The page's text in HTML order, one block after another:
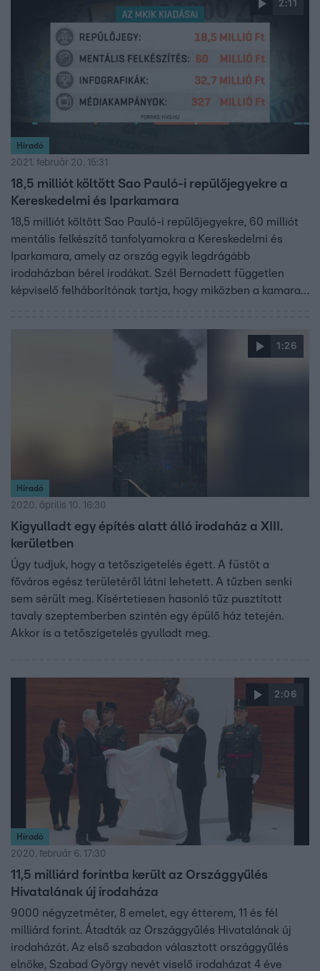
2:11
Híradó
2021. február 20. 15:31
18,5 milliót költött Sao Pauló-i repülőjegyekre a
Kereskedelmi és Iparkamara
18,5 milliót költött Sao Pauló-i repülőjegyekre, 60 milliót
mentális felkészítő tanfolyamokra a Kereskedelmi és
Iparkamara, amely az ország egyik legdrágább
irodaházban bérel irodákat. Szél Bernadett független
képviselő felháborítónak tartja, hogy miközben a kamara
elnöke azt ígérte, hogy vasárnap reagál.
1:26
Híradó
2020. április 10. 16:30
Kigyulladt egy építés alatt álló irodaház a XIII.
kerületben
Úgy tudjuk, hogy a tetőszigetelés égett. A füstöt a
főváros egész területéről látni lehetett. A tűzben senki
sem sérült meg. Kísértetiesen hasonló tűz pusztított
tavaly szeptemberben szintén egy épülő ház tetején.
Akkor is a tetőszigetelés gyulladt meg.
2:06
Híradó
2020. február 6. 17:30
11,5 milliárd forintba került az Országgyűlés
Hivatalának új irodaháza
9000 négyzetméter, 8 emelet, egy étterem, 11 és fél
milliárd forint. Átadták az Országgyűlés Hivatalának új
irodaházát. Az első szabadon választott országgyűlés
elnöke, Szabad György nevét viselő irodaházat 4 éve